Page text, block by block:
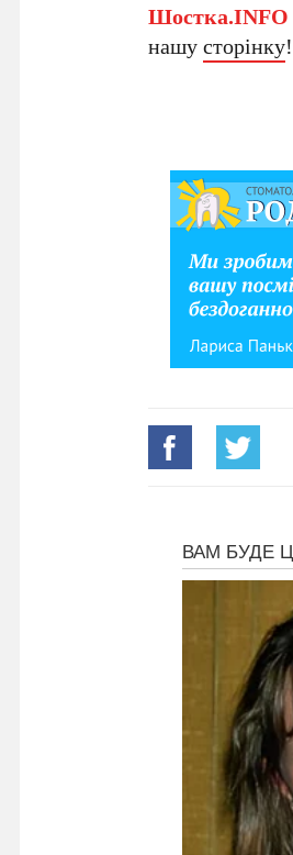
Шостка.INFO
нашусторінку!